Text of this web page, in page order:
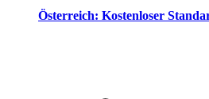
Österreich: Kostenloser